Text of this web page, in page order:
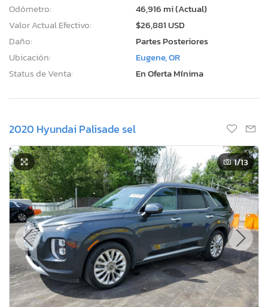
Odómetro:
46,916 mi (Actual)
Valor Actual Efectivo:
$26,881 USD
Daño:
Partes Posteriores
Ubicación:
Eugene, OR
Status de Venta:
En Oferta Mínima
2020 Hyundai Palisade sel
1/13